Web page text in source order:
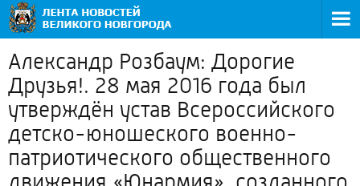
Александр Розбаум: Дорогие
Друзья!. 28 мая 2016 года был
утверждён устав Всероссийского
детско-юношеского военно-
патриотического общественного